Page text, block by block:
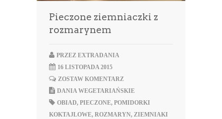
Pieczone ziemniaczki z
rozmarynem
PRZEZ EXTRADANIA
16 LISTOPADA 2015
ZOSTAW KOMENTARZ
DANIA WEGETARIAŃSKIE
OBIAD, PIECZONE, POMIDORKI
KOKTAJLOWE, ROZMARYN, ZIEMNIAKI